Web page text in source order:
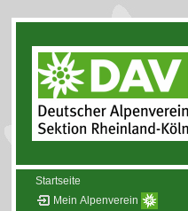
Startseite
Mein Alpenverein